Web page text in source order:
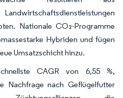
Nationale CO₂-Programme
Hybriden und fügen
Umsatzschicht hinzu.
CAGR von 6,55 %,
Nachfrage nach Geflügelfutter